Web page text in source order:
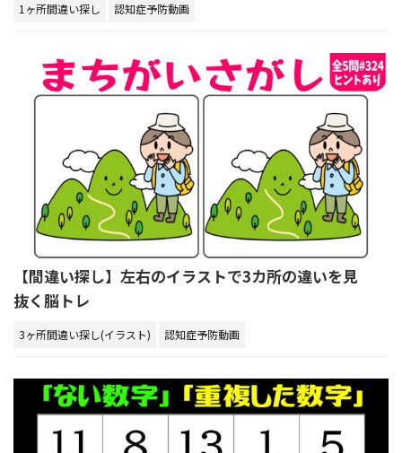
1ヶ所間違い探し 認知症予防動画
【間違い探し】左右のイラストで3カ所の違いを見
抜く脳トレ
3ヶ所間違い探し(イラスト) 認知症予防動画